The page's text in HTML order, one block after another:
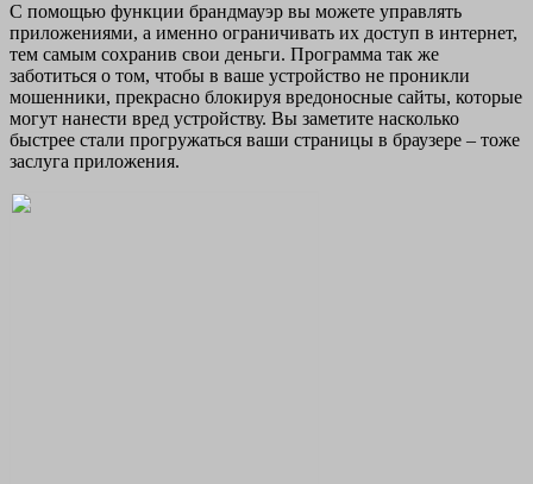
С помощью функции брандмауэр вы можете управлять
приложениями, а именно ограничивать их доступ в интернет,
тем самым сохранив свои деньги. Программа так же
заботиться о том, чтобы в ваше устройство не проникли
мошенники, прекрасно блокируя вредоносные сайты, которые
могут нанести вред устройству. Вы заметите насколько
быстрее стали прогружаться ваши страницы в браузере – тоже
заслуга приложения.